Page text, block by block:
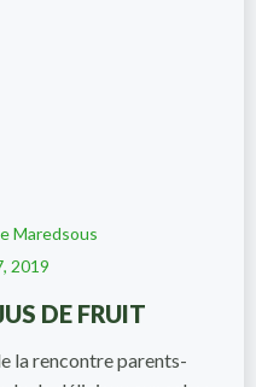
Maredsous
2019
DE FRUIT
la rencontre parents-